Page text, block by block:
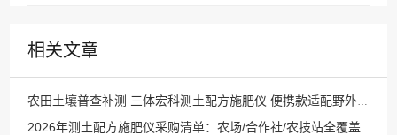
相关文章
农田土壤普查补测 三体宏科测土配方施肥仪 便携款适配野外流动采样
2026年测土配方施肥仪采购清单：农场/合作社/农技站全覆盖